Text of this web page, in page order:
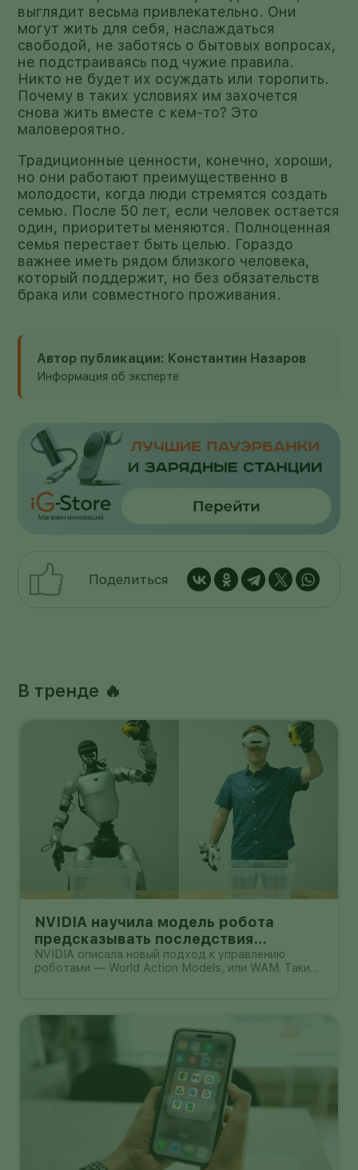
выглядит весьма привлекательно. Они
могут жить для себя, наслаждаться
свободой, не заботясь о бытовых вопросах,
не подстраиваясь под чужие правила.
Никто не будет их осуждать или торопить.
Почему в таких условиях им захочется
снова жить вместе с кем-то? Это
маловероятно.
Традиционные ценности, конечно, хороши,
но они работают преимущественно в
молодости, когда люди стремятся создать
семью. После 50 лет, если человек остается
один, приоритеты меняются. Полноценная
семья перестает быть целью. Гораздо
важнее иметь рядом близкого человека,
который поддержит, но без обязательств
брака или совместного проживания.
Автор публикации: Константин Назаров
Информация об эксперте
Поделиться
В тренде 🔥
NVIDIA научила модель робота
предсказывать последствия
действий: что доказали цифры и где
предел
NVIDIA описала новый подход к управлению
роботами — World Action Models, или WAM. Такие